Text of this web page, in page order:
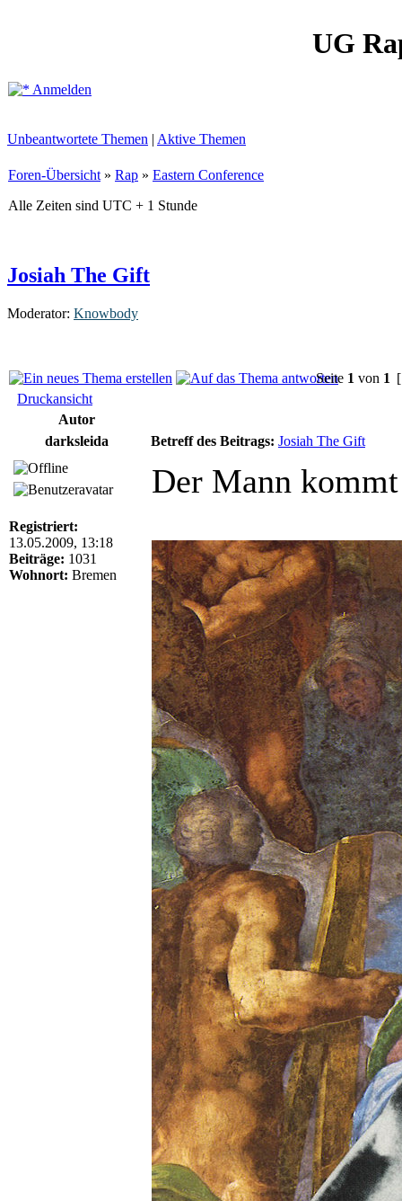
UG
Anmelden
Unbeantwortete Themen | Aktive Themen
Foren-Übersicht » Rap » Eastern Conference
Alle Zeiten sind UTC + 1 Stunde
Josiah The Gift
Moderator: Knowbody
Seite 1 von 1
Druckansicht
Autor
darksleida
Betreff des Beitrags: Josiah The Gift
Registriert:
13.05.2009, 13:18
Beiträge: 1031
Wohnort: Bremen
Der Mann